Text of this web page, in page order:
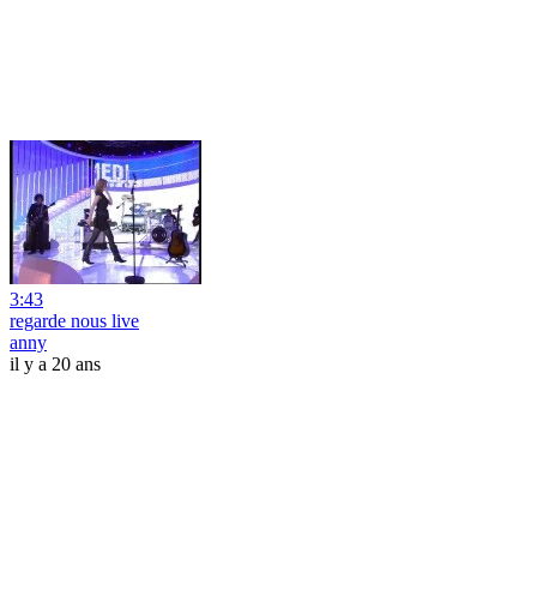
3:43
regarde nous live
anny
il y a 20 ans